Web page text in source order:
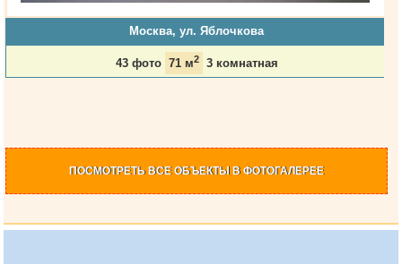
Москва, ул. Яблочкова
43 фото 71 м2 3 комнатная
ПОСМОТРЕТЬ ВСЕ ОБЪЕКТЫ В ФОТОГАЛЕРЕЕ